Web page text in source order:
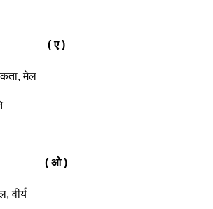
( ए )
मेल
( ओ )
वीर्य